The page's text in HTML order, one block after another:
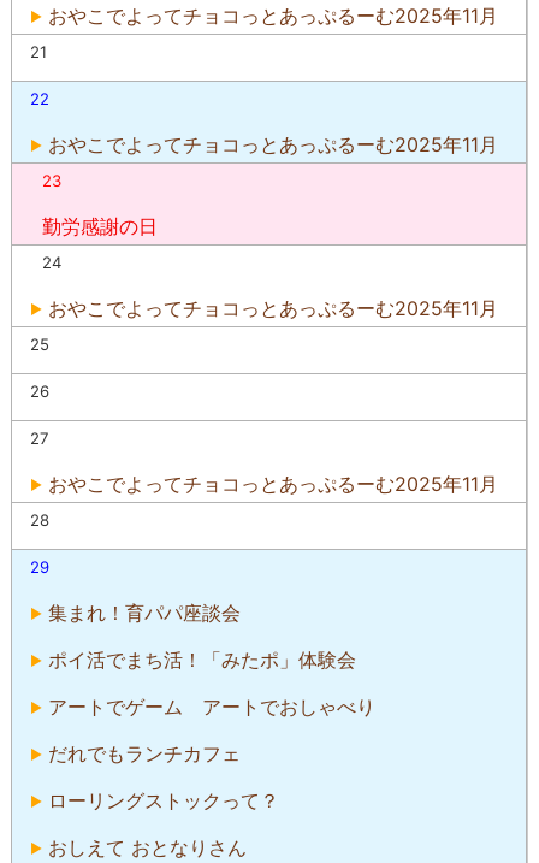
おやこでよってチョコっとあっぷるーむ2025年11月
21
22
おやこでよってチョコっとあっぷるーむ2025年11月
23
勤労感謝の日
24
おやこでよってチョコっとあっぷるーむ2025年11月
25
26
27
おやこでよってチョコっとあっぷるーむ2025年11月
28
29
集まれ！育パパ座談会
ポイ活でまち活！「みたポ」体験会
アートでゲーム アートでおしゃべり
だれでもランチカフェ
ローリングストックって？
おしえて おとなりさん